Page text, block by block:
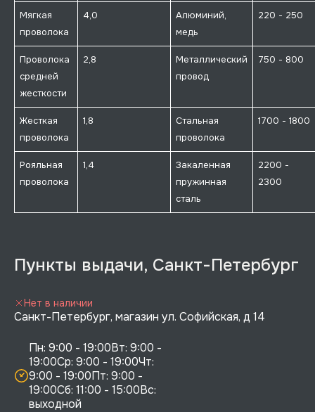
Мягкая
проволока
4,0
Алюминий,
медь
220 - 250
Проволока
средней
жесткости
2,8
Металлический
провод
750 - 800
Жесткая
проволока
1,8
Cтальная
проволока
1700 - 1800
Рояльная
проволока
1,4
Закаленная
пружинная
сталь
2200 -
2300
Пункты выдачи, Санкт-Петербург
Санкт-Петербург, магазин ул. Софийская, д 14
Пн: 9:00 - 19:00Вт: 9:00 -
19:00Ср: 9:00 - 19:00Чт:
9:00 - 19:00Пт: 9:00 -
19:00Сб: 11:00 - 15:00Вс:
выходной
Нет в наличии